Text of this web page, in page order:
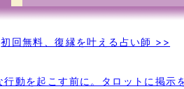
初回無料、復縁を叶える占い師 >>
行動を起こす前に。タロットに掲示